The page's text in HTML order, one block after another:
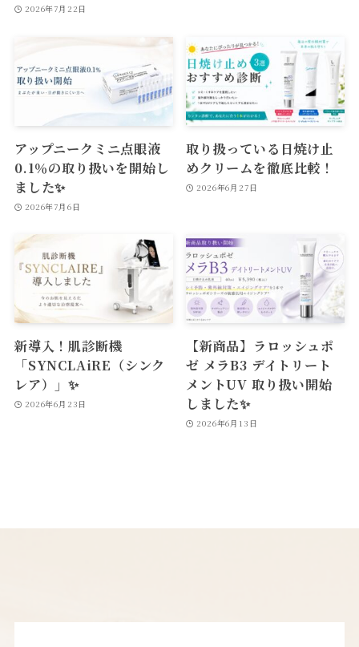
2026年7月22日
アップニークミニ点眼液
0.1％の取り扱いを開始し
ました✨
2026年7月6日
取り扱っている日焼け止
めクリームを徹底比較！
2026年6月27日
新導入！肌診断機
「SYNCLAiRE（シンク
レア）」✨
2026年6月23日
【新商品】ラロッシュポ
ゼ メラB3 デイトリート
メントUV 取り扱い開始
しました✨
2026年6月13日